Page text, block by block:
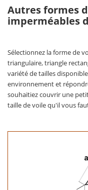
Autres formes
imperméables
Sélectionnez la forme de
triangulaire, triangle
variété de tailles
environnement et
souhaitiez couvrir une
taille de voile qu'il vous